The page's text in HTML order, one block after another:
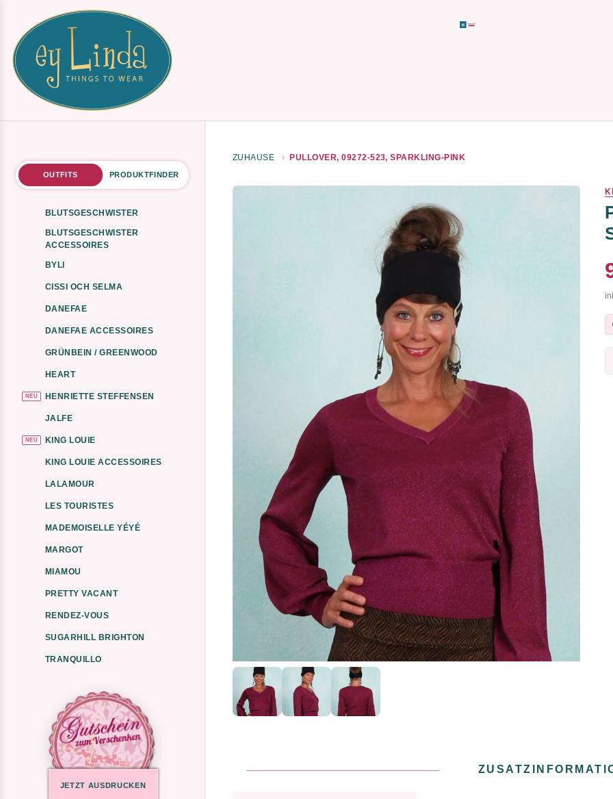
OUTFITS PRODUKTFINDER
BLUTSGESCHWISTER
BLUTSGESCHWISTER
ACCESSOIRES
BYLI
CISSI OCH SELMA
DANEFAE
DANEFAE ACCESSOIRES
GRÜNBEIN / GREENWOOD
HEART
NEU HENRIETTE STEFFENSEN
JALFE
NEU KING LOUIE
KING LOUIE ACCESSOIRES
LALAMOUR
LES TOURISTES
MADEMOISELLE YÉYÉ
MARGOT
MIAMOU
PRETTY VACANT
RENDEZ-VOUS
SUGARHILL BRIGHTON
TRANQUILLO
JETZT AUSDRUCKEN
ZUHAUSE PULLOVER, 09272-523, SPARKLING-PINK